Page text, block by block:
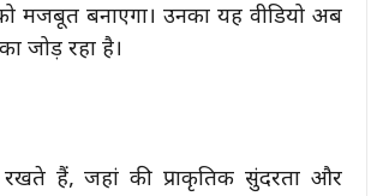
मजबूत बनाएगा। उनका यह वीडियो अब
जोड़ रहा है।
हैं, जहां की प्राकृतिक सुंदरता और